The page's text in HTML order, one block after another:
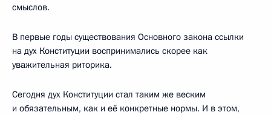
смыслов.
В первые годы существования Основного закона ссылки
на дух Конституции воспринимались скорее как
уважительная риторика.
Сегодня дух Конституции стал таким же веским
и обязательным, как и её конкретные нормы. И в этом,